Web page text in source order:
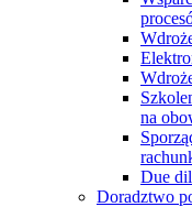
na
Due
Doradztwo